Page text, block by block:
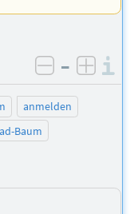
negativ
–
anmelden
Baum